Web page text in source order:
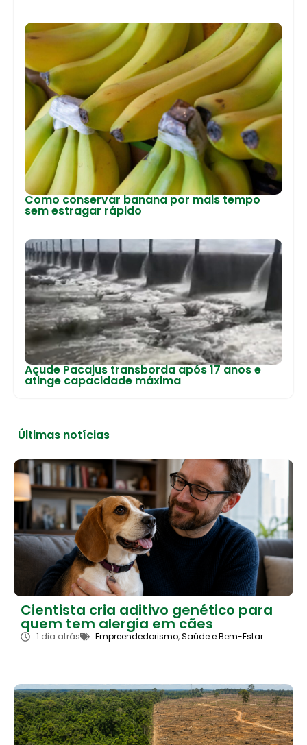
Como conservar banana por mais tempo
sem estragar rápido
Açude Pacajus transborda após 17 anos e
atinge capacidade máxima
Últimas notícias
Cientista cria aditivo genético para
quem tem alergia em cães
1 dia atrás Empreendedorismo,Saúde e Bem-Estar